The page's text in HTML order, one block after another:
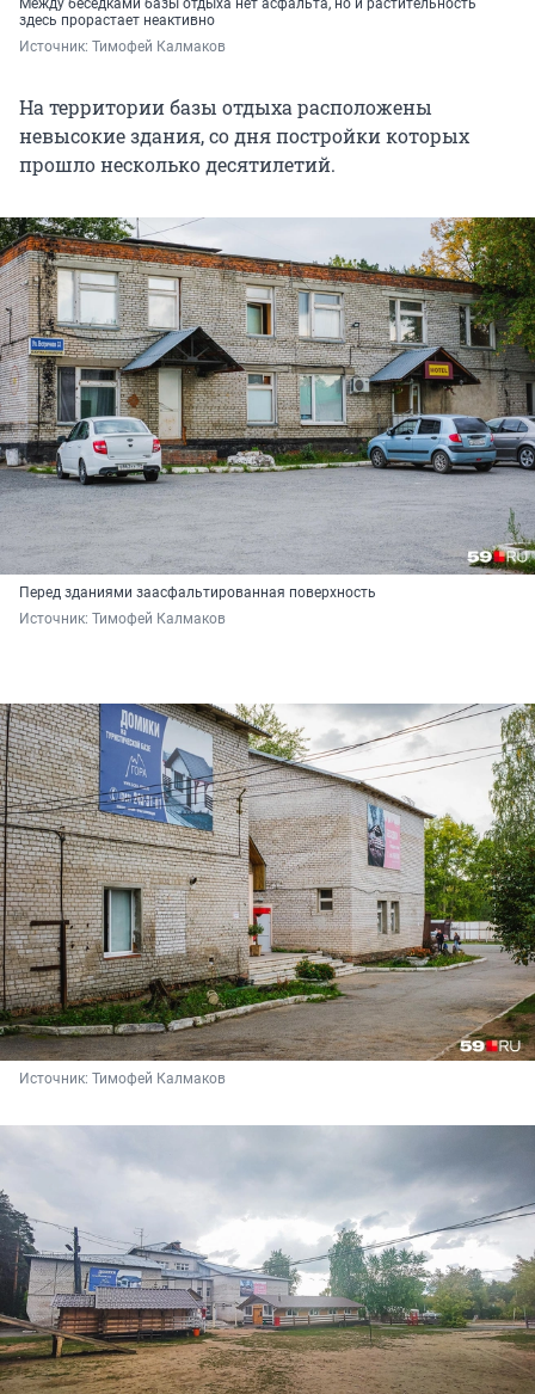
Между беседками базы отдыха нет асфальта, но и растительность
здесь прорастает неактивно
Источник: Тимофей Калмаков
На территории базы отдыха расположены
невысокие здания, со дня постройки которых
прошло несколько десятилетий.
Перед зданиями заасфальтированная поверхность
Источник: Тимофей Калмаков
Источник: Тимофей Калмаков